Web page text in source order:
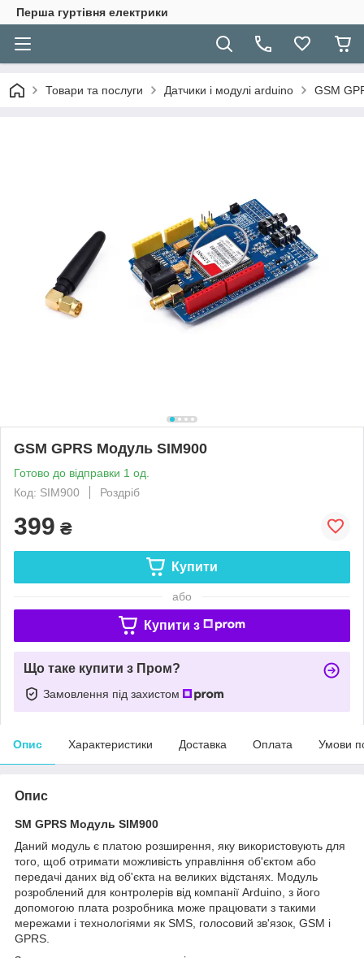
Перша гуртівня електрики
Товари та послуги Датчики і модулі arduino GSM
GSM GPRS Модуль SIM900
Готово до відправки 1 од.
Код: SIM900
Роздріб
399 ₴
Купити
або
Купити з
Що таке купити з Пром?
Замовлення під захистом
Опис Характеристики Доставка Оплата Умови
Опис
SM GPRS Модуль SIM900
Даний модуль є платою розширення, яку використовують для
того, щоб отримати можливість управління об'єктом або
передачі даних від об'єкта на великих відстанях. Модуль
розроблений для контролерів від компанії Arduino, з його
допомогою плата розробника може працювати з такими
мережами і технологіями як SMS, голосовий зв'язок, GSM і
GPRS.